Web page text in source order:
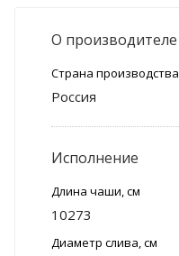
О производителе
Страна производства
Россия
Исполнение
Длина чаши, см
10273
Диаметр слива, см